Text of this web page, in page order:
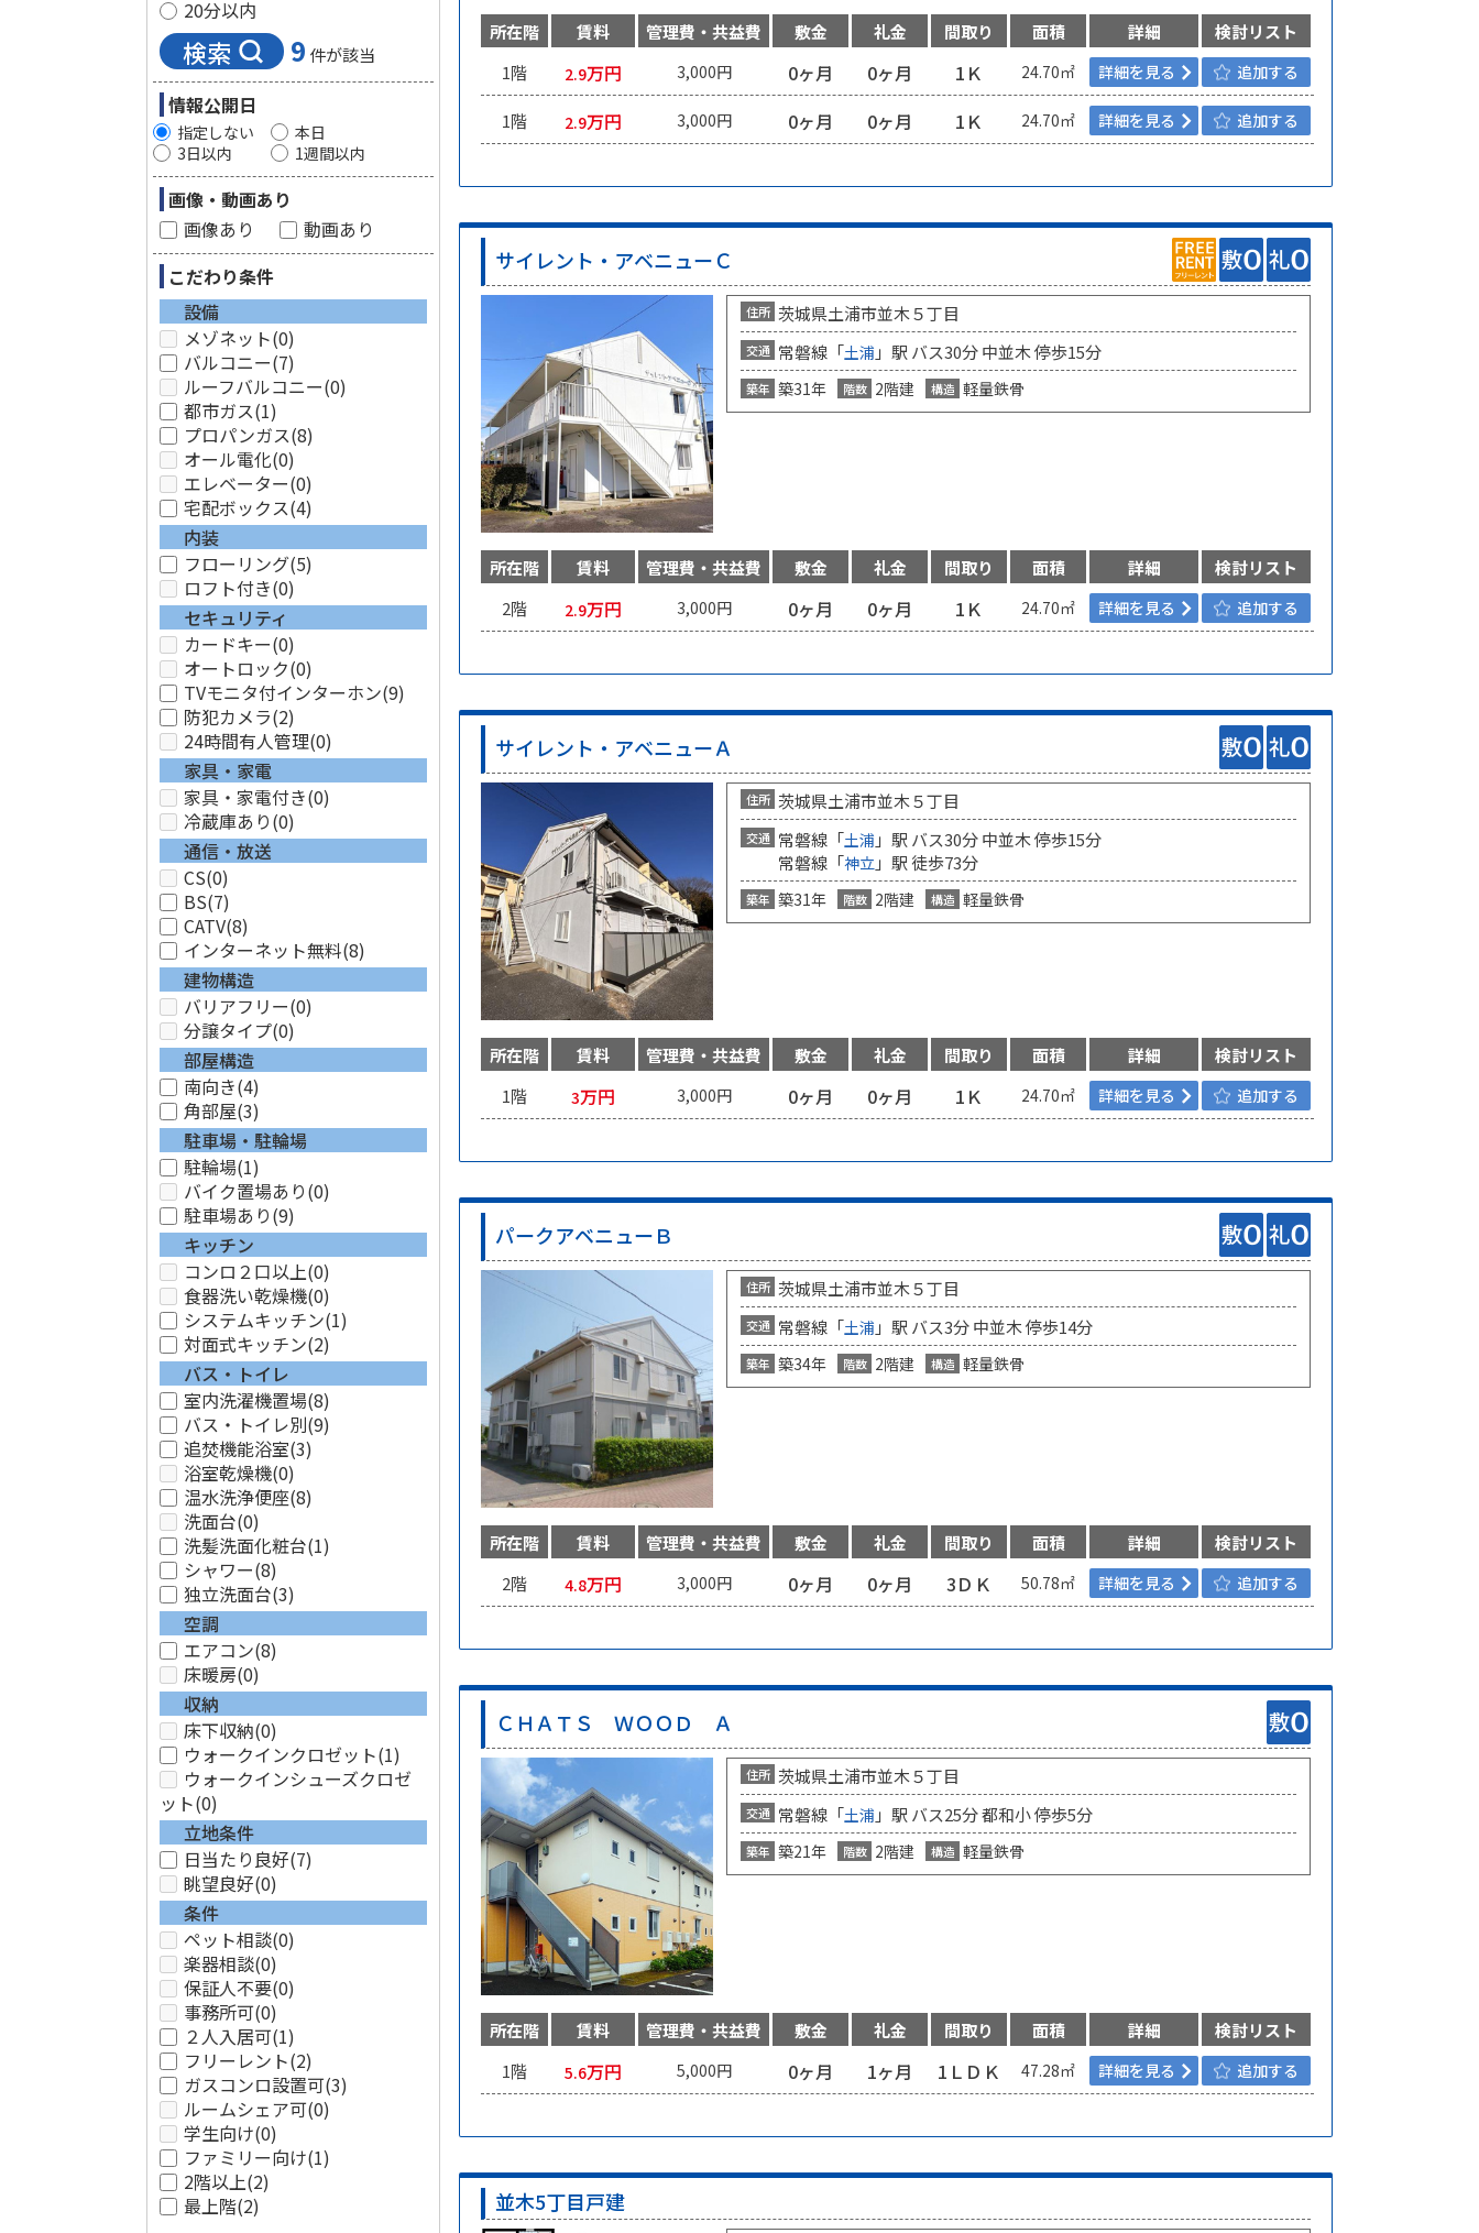
20分以内
検索 9 件が該当
情報公開日
指定しない
本日
3日以内
1週間以内
画像・動画あり
画像あり
動画あり
こだわり条件
設備
メゾネット(0)
バルコニー(7)
ルーフバルコニー(0)
都市ガス(1)
プロパンガス(8)
オール電化(0)
エレベーター(0)
宅配ボックス(4)
内装
フローリング(5)
ロフト付き(0)
セキュリティ
カードキー(0)
オートロック(0)
TVモニタ付インターホン(9)
防犯カメラ(2)
24時間有人管理(0)
家具・家電
家具・家電付き(0)
冷蔵庫あり(0)
通信・放送
CS(0)
BS(7)
CATV(8)
インターネット無料(8)
建物構造
バリアフリー(0)
分譲タイプ(0)
部屋構造
南向き(4)
角部屋(3)
駐車場・駐輪場
駐輪場(1)
バイク置場あり(0)
駐車場あり(9)
キッチン
コンロ２口以上(0)
食器洗い乾燥機(0)
システムキッチン(1)
対面式キッチン(2)
バス・トイレ
室内洗濯機置場(8)
バス・トイレ別(9)
追焚機能浴室(3)
浴室乾燥機(0)
温水洗浄便座(8)
洗面台(0)
洗髪洗面化粧台(1)
シャワー(8)
独立洗面台(3)
空調
エアコン(8)
床暖房(0)
収納
床下収納(0)
ウォークインクロゼット(1)
ウォークインシューズクロゼ
ット(0)
立地条件
日当たり良好(7)
眺望良好(0)
条件
ペット相談(0)
楽器相談(0)
保証人不要(0)
事務所可(0)
２人入居可(1)
フリーレント(2)
ガスコンロ設置可(3)
ルームシェア可(0)
学生向け(0)
ファミリー向け(1)
2階以上(2)
最上階(2)
所在階 賃料 管理費・共益費 敷金 礼金 間取り 面積 詳細
検討リスト
1階
2.9万円 3,000円 0ヶ月 0ヶ月 1Ｋ 24.70㎡ 詳細を見る 追加する
1階 2.9万円 3,000円 0ヶ月 0ヶ月 1Ｋ 24.70㎡ 詳細を見る 追加する
サイレント・アベニューＣ
住所 茨城県土浦市並木５丁目
交通 常磐線「土浦 」駅 バス30分 中並木 停歩15分
築年 築31年 階数 2階建 構造 軽量鉄骨
所在階 賃料 管理費・共益費 敷金 礼金 間取り 面積 詳細
検討リスト
2階
2.9万円 3,000円 0ヶ月 0ヶ月 1Ｋ 24.70㎡ 詳細を見る 追加する
サイレント・アベニューＡ
住所 茨城県土浦市並木５丁目
交通 常磐線「土浦 」駅 バス30分 中並木 停歩15分
常磐線「神立 」駅 徒歩73分
築年 築31年 階数 2階建 構造 軽量鉄骨
所在階 賃料 管理費・共益費 敷金 礼金 間取り 面積 詳細
検討リスト
1階
3万円 3,000円 0ヶ月 0ヶ月 1Ｋ 24.70㎡ 詳細を見る 追加する
パークアベニューＢ
住所 茨城県土浦市並木５丁目
交通 常磐線「土浦 」駅 バス3分 中並木 停歩14分
築年 築34年 階数 2階建 構造 軽量鉄骨
所在階 賃料 管理費・共益費 敷金 礼金 間取り 面積 詳細
検討リスト
2階
4.8万円 3,000円 0ヶ月 0ヶ月 3ＤＫ 50.78㎡ 詳細を見る 追加する
ＣＨＡＴＳ ＷＯＯＤ Ａ
住所 茨城県土浦市並木５丁目
交通 常磐線「土浦 」駅 バス25分 都和小 停歩5分
築年 築21年 階数 2階建 構造 軽量鉄骨
所在階 賃料 管理費・共益費 敷金 礼金 間取り 面積 詳細
検討リスト
1階
5.6万円 5,000円 0ヶ月 1ヶ月 1ＬＤＫ 47.28㎡ 詳細を見る 追加する
並木5丁目戸建